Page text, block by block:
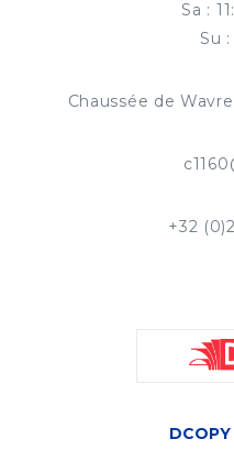
Sa :
Su :
Chaussée de
+32
DCOPY